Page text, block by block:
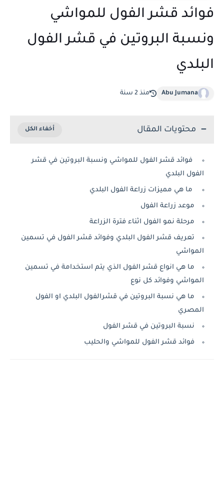
فوائد قشر الفول للمواشي
ونسبة البروتين في قشر الفول
البلدي
Abu Jumana منذ 2 سنة
محتويات المقال
فوائد قشر الفول للمواشي ونسبة البروتين في قشر
الفول البلدي
ما هي مميزات زراعة الفول البلدي
موعد زراعة الفول
مرحلة نمو الفول اثناء فترة الزراعة
تعريف قشر الفول البلدي وفوائد قشر الفول في تسمين
المواشي
ما هي انواع قشر الفول الذي يتم استخدامة في تسمين
المواشي وفوائد كل نوع
ما هي نسبة البروتين في قشرالفول البلدي او الفول
المصري
نسبة البروتين في قشر الفول
فوائد قشر الفول للمواشي والحليب